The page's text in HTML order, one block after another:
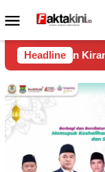
ke
Menu
Mobile
HeadlineSpanyol